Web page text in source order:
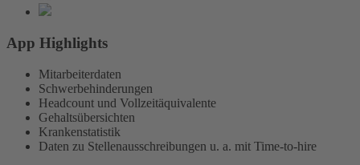
App Highlights
Mitarbeiterdaten
Schwerbehinderungen
Headcount und Vollzeitäquivalente
Gehaltsübersichten
Krankenstatistik
Daten zu Stellenausschreibungen u. a. mit Time-to-hire